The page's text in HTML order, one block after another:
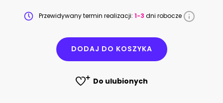
Przewidywany termin realizacji: 1-3 dni robocze
DODAJ DO KOSZYKA
Do ulubionych